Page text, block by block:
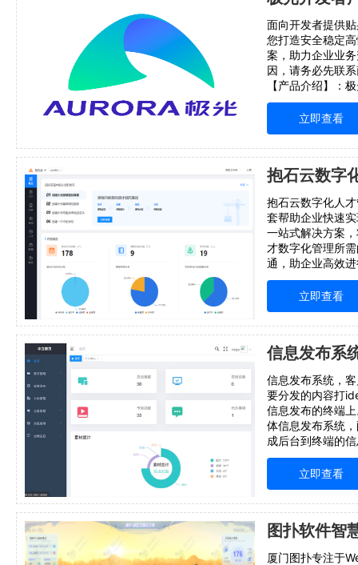
面向开发者提供
您打造安全稳定
案，助力企业业
因，请务必先联
【产品介绍】：
署解决方案，是
海量用户高性能
的可定制化部署
认证（免密登
立即查看
抱石云数字化人
套帮助企业快速
一站式解决方案
才数字化管理所
通，助企业高效
合说明：抱石云
系统可为企业内
划、培养提供完
业岗位序列标
立即查看
信息发布系
信息发布系统，
要分发的内容打
信息发布的终端
体信息发布系统
成后台到终端的
便地管理成百上
传播。借助这套
地方都可以在该
立即查看
厦门图扑专注于